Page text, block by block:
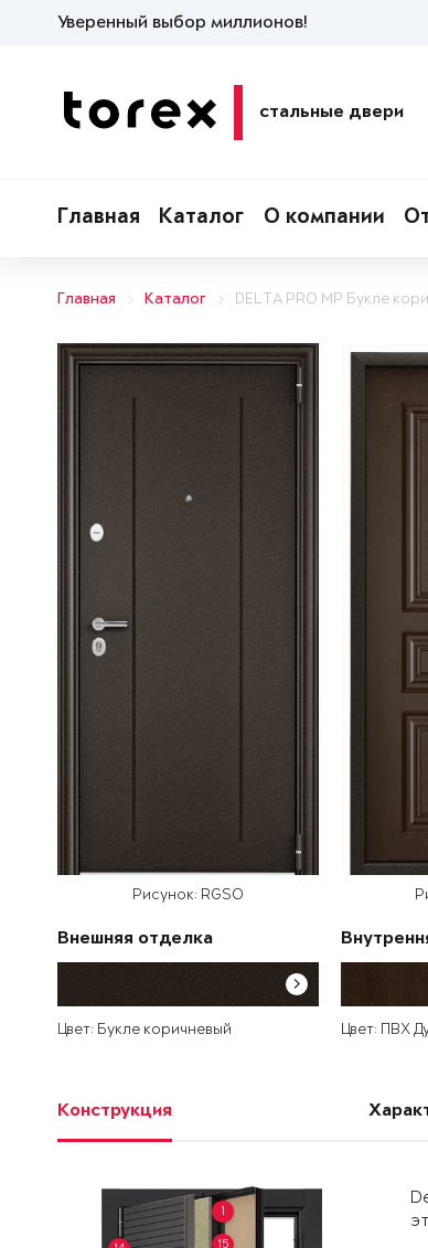
Уверенный выбор миллионов!
стальные двери
Главная Каталог О компании
Главная Каталог DELTA PRO MP Букле
Рисунок: RGSO
Внешняя отделка
Цвет: Букле коричневый Цвет: ПВХ
Конструкция
1
15